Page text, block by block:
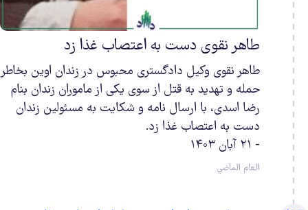
طاهر نقوی دست به اعتصاب غذا زد
طاهر نقوی وکیل دادگستری محبوس در زندان اوین بخاطر
حمله و تهدید به قتل از سوی یکی از ماموران زندان بنام
رضا اسدی، با ارسال نامه و شکایت به مسئولین زندان
دست به اعتصاب غذا زد.
- ۲۱ آبان ۱۴۰۳
العام الماضي